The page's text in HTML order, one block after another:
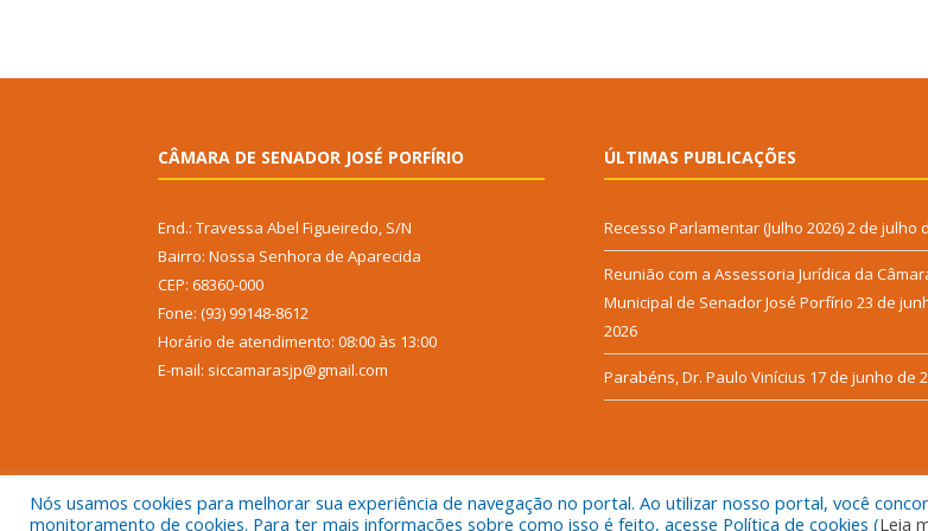
CÂMARA DE SENADOR JOSÉ PORFÍRIO
End.: Travessa Abel Figueiredo, S/N
Bairro: Nossa Senhora de Aparecida
CEP: 68360-000
Fone: (93) 99148-8612
Horário de atendimento: 08:00 às 13:00
E-mail: siccamarasjp@gmail.com
ÚLTIMAS PUBLICAÇÕES
Recesso Parlamentar (Julho 2026)2 de julho
Reunião com a Assessoria Jurídica da
Municipal de Senador José Porfírio 23 de
2026
Parabéns, Dr. Paulo Vinícius 17 de junho de
Nós usamos cookies para melhorar sua experiência de navegação no portal. Ao utilizar nosso portal, você
monitoramento de cookies. Para ter mais informações sobre como isso é feito, acesse Política de cookies (Leia